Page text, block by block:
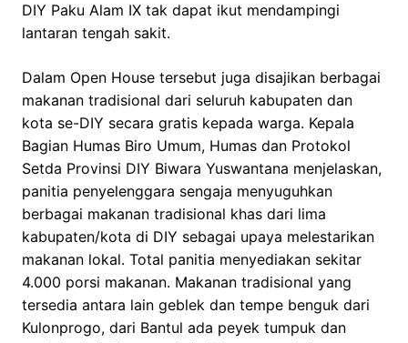
DIY Paku Alam IX tak dapat ikut mendampingi
lantaran tengah sakit.
Dalam Open House tersebut juga disajikan berbagai
makanan tradisional dari seluruh kabupaten dan
kota se-DIY secara gratis kepada warga. Kepala
Bagian Humas Biro Umum, Humas dan Protokol
Setda Provinsi DIY Biwara Yuswantana menjelaskan,
panitia penyelenggara sengaja menyuguhkan
berbagai makanan tradisional khas dari lima
kabupaten/kota di DIY sebagai upaya melestarikan
makanan lokal. Total panitia menyediakan sekitar
4.000 porsi makanan. Makanan tradisional yang
tersedia antara lain geblek dan tempe benguk dari
Kulonprogo, dari Bantul ada peyek tumpuk dan